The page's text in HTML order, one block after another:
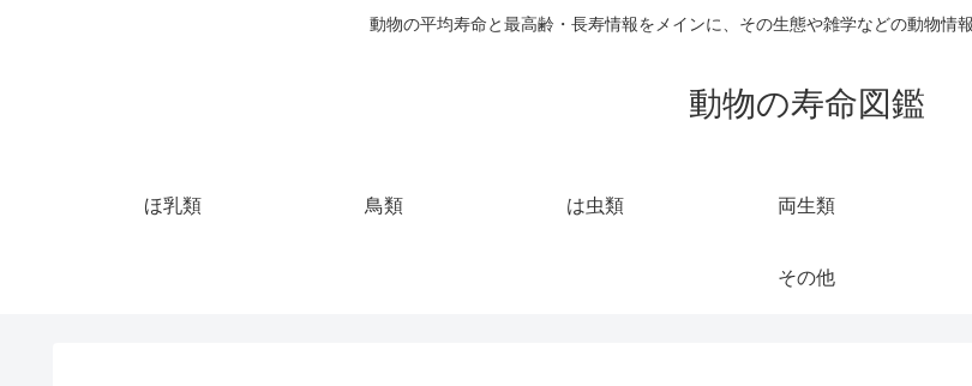
動物の平均寿命と最高齢・長寿情報をメインに、その生態や雑学などの動物情
動物の寿命図鑑
ほ乳類 鳥類 は虫類 両生類
その他